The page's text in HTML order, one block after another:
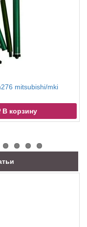
mitsubishi/mki
В корзину